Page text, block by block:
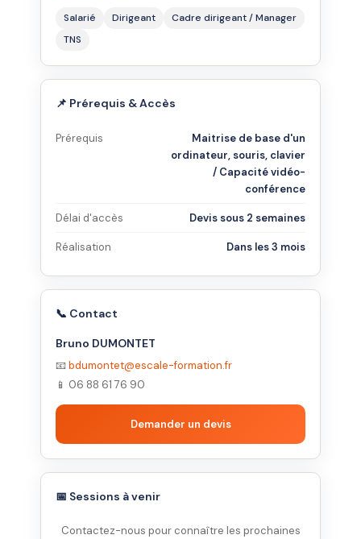
Salarié Dirigeant
Cadre dirigeant / Manager
TNS
📌 Prérequis & Accès
Prérequis
Maitrise de base d'un
ordinateur, souris, clavier
/ Capacité vidéo-
conférence
Délai d'accès Devis sous 2 semaines
Réalisation Dans les 3 mois
📞 Contact
Bruno DUMONTET
📧bdumontet@escale-formation.fr
📱 06 88 61 76 90
Demander un devis
📅 Sessions à venir
Contactez-nous pour connaître les prochaines